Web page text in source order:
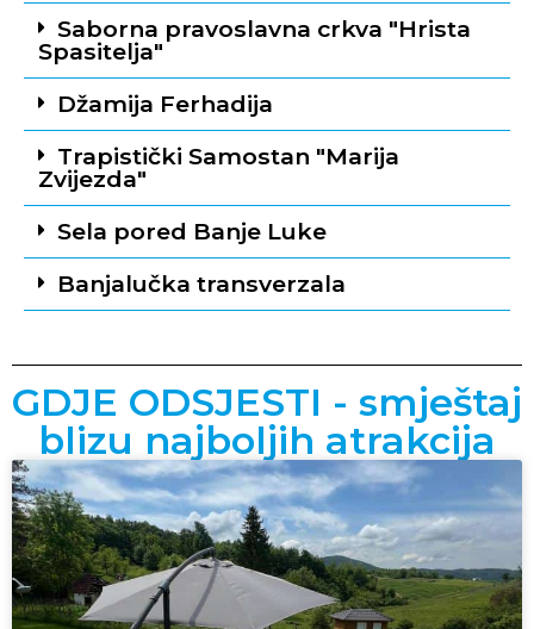
Saborna pravoslavna crkva "Hrista
Spasitelja"
Džamija Ferhadija
Trapistički Samostan "Marija
Zvijezda"
Sela pored Banje Luke
Banjalučka transverzala
GDJE ODSJESTI - smještaj
blizu najboljih atrakcija